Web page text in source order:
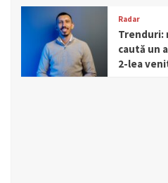
Radar
Trenduri:
caută un
2-lea